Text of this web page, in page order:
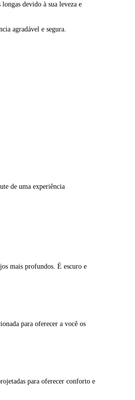
devido à sua leveza e
agradável e segura.
de uma experiência
mais profundos. É escuro e
para oferecer a você os
para oferecer conforto e